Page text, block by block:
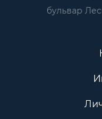
бульвар